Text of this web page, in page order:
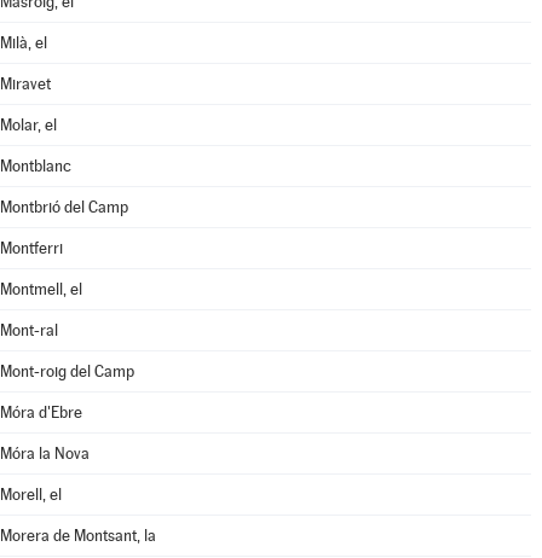
Milà, el
Miravet
Molar, el
Montblanc
Montbrió del Camp
Montferri
Montmell, el
Mont-ral
Mont-roig del Camp
Móra d'Ebre
Móra la Nova
Morell, el
Morera de Montsant, la